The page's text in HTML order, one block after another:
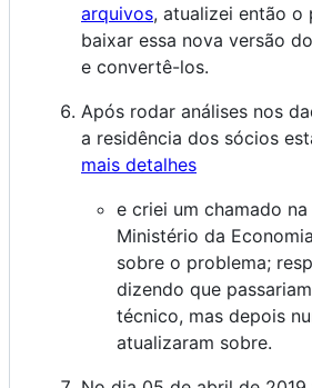
arquivos, atualizei então o
baixar essa nova versão
e convertê-los.
Após rodar análises nos
a residência dos sócios
mais detalhes
e criei um chamado
Ministério da
sobre o problema;
dizendo que
técnico, mas depois
atualizaram sobre.